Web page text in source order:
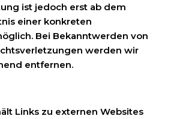
ist jedoch erst ab dem
einer konkreten
Bei Bekanntwerden von
werden wir
entfernen.
Links zu externen Websites